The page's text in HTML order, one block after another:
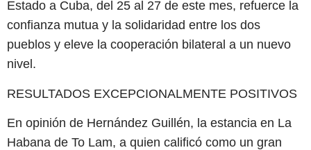
Estado a Cuba, del 25 al 27 de este mes, refuerce la
confianza mutua y la solidaridad entre los dos
pueblos y eleve la cooperación bilateral a un nuevo
nivel.
RESULTADOS EXCEPCIONALMENTE POSITIVOS
En opinión de Hernández Guillén, la estancia en La
Habana de To Lam, a quien calificó como un gran